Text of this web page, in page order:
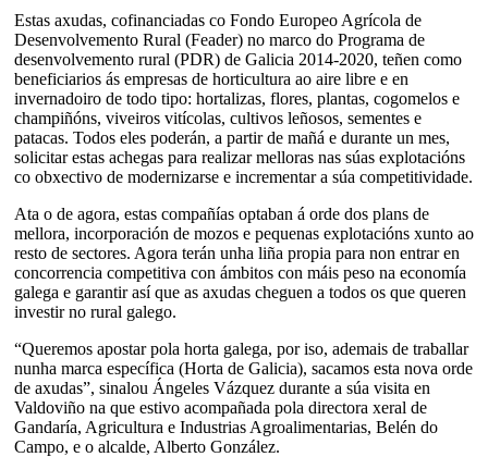
Estas axudas, cofinanciadas co Fondo Europeo Agrícola de
Desenvolvemento Rural (Feader) no marco do Programa de
desenvolvemento rural (PDR) de Galicia 2014-2020, teñen como
beneficiarios ás empresas de horticultura ao aire libre e en
invernadoiro de todo tipo: hortalizas, flores, plantas, cogomelos e
champiñóns, viveiros vitícolas, cultivos leñosos, sementes e
patacas. Todos eles poderán, a partir de mañá e durante un mes,
solicitar estas achegas para realizar melloras nas súas explotacións
co obxectivo de modernizarse e incrementar a súa competitividade.
Ata o de agora, estas compañías optaban á orde dos plans de
mellora, incorporación de mozos e pequenas explotacións xunto ao
resto de sectores. Agora terán unha liña propia para non entrar en
concorrencia competitiva con ámbitos con máis peso na economía
galega e garantir así que as axudas cheguen a todos os que queren
investir no rural galego.
“Queremos apostar pola horta galega, por iso, ademais de traballar
nunha marca específica (Horta de Galicia), sacamos esta nova orde
de axudas”, sinalou Ángeles Vázquez durante a súa visita en
Valdoviño na que estivo acompañada pola directora xeral de
Gandaría, Agricultura e Industrias Agroalimentarias, Belén do
Campo, e o alcalde, Alberto González.